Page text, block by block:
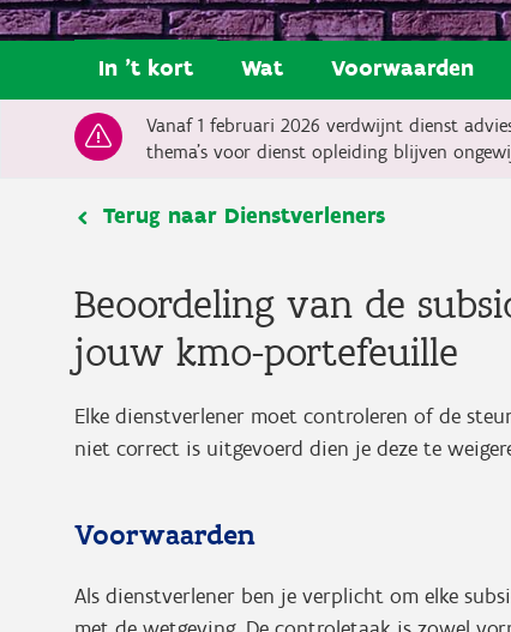
In 't kort Wat Voorwaarden
Vanaf 1 februari 2026 verdwijnt dienst
thema’s voor dienst opleiding blijven
Terug naar Dienstverleners
Beoordeling van de
jouw kmo-portefeuille
Elke dienstverlener moet controleren of de
niet correct is uitgevoerd dien je deze te
Voorwaarden
Als dienstverlener ben je verplicht om elke